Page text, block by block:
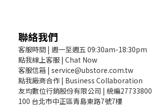
聯絡我們
客服時間 | 週一至週五 09:30am-18:30pm
點我線上客服 | Chat Now
客服信箱 | service@ubstore.com.tw
點我廠商合作 | Business Collaboration
友均數位行銷股份有限公司 | 統編27733800
100 台北市中正區青島東路7號7樓